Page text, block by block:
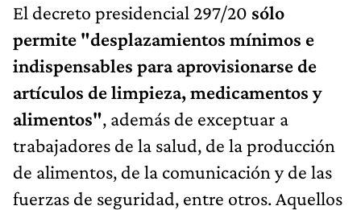
El decreto presidencial 297/20 sólo
permite "desplazamientos mínimos e
indispensables para aprovisionarse de
artículos de limpieza, medicamentos y
alimentos", además de exceptuar a
trabajadores de la salud, de la producción
de alimentos, de la comunicación y de las
fuerzas de seguridad, entre otros. Aquellos